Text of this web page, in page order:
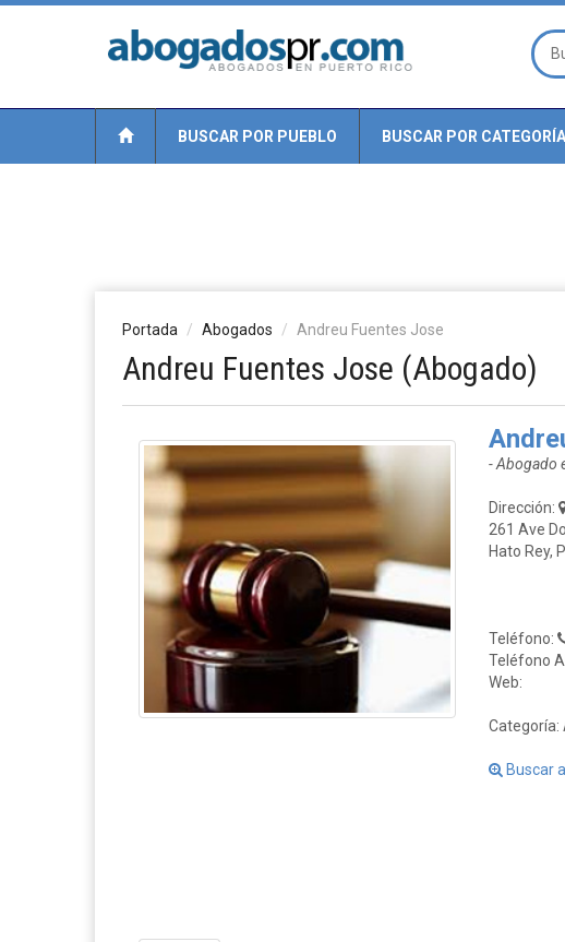
BUSCAR POR PUEBLO BUSCAR POR CATEGORÍA
Portada Abogados Andreu Fuentes Jose
Andreu Fuentes Jose (Abogado)
- Abogado
Dirección:
261 Ave
Hato Rey,
Teléfono:
Teléfono
Web:
Categoría:
Buscar